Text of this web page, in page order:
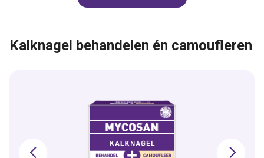
Kalknagel behandelen én camoufleren